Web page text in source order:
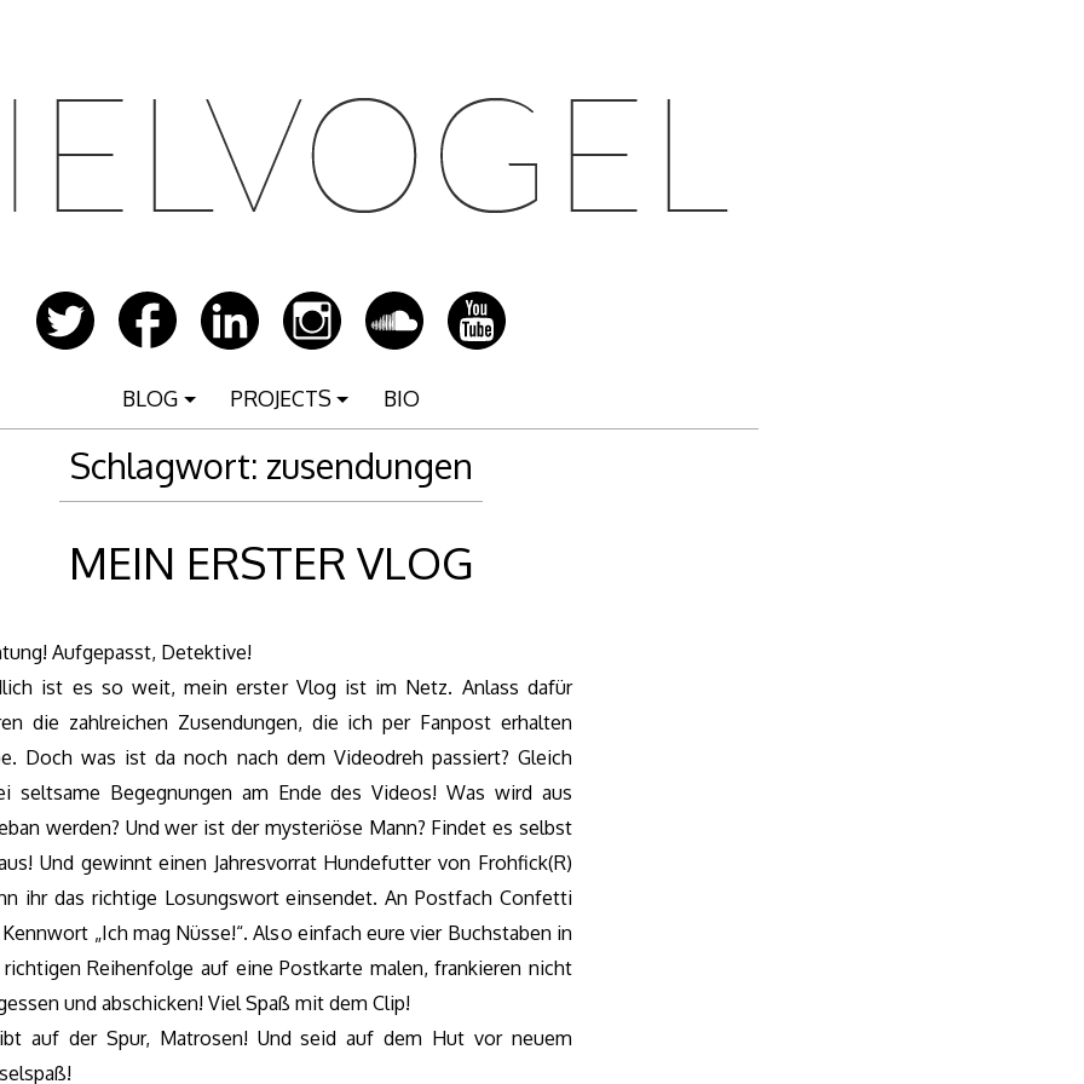
BLOG PROJECTS BIO
Schlagwort: zusendungen
MEIN ERSTER VLOG
Aufgepasst, Detektive!
ist es so weit, mein erster Vlog ist im Netz. Anlass dafür
die zahlreichen Zusendungen, die ich per Fanpost erhalten
Doch was ist da noch nach dem Videodreh passiert? Gleich
seltsame Begegnungen am Ende des Videos! Was wird aus
werden? Und wer ist der mysteriöse Mann? Findet es selbst
Und gewinnt einen Jahresvorrat Hundefutter von Frohfick(R)
ihr das richtige Losungswort einsendet. An Postfach Confetti
Kennwort „Ich mag Nüsse!“. Also einfach eure vier Buchstaben in
richtigen Reihenfolge auf eine Postkarte malen, frankieren nicht
und abschicken! Viel Spaß mit dem Clip!
auf der Spur, Matrosen! Und seid auf dem Hut vor neuem